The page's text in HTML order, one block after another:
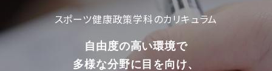
スポーツ健康政策学科のカリキュラム
自由度の高い環境で
多様な分野に目を向け、